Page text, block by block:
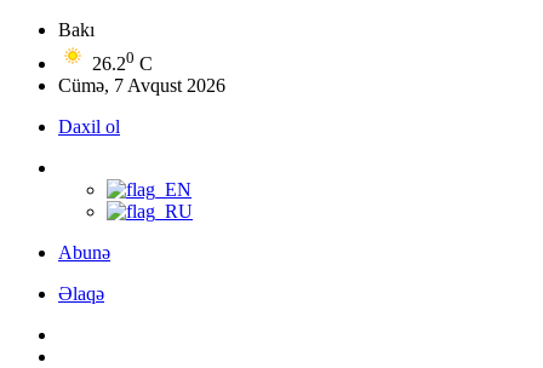
Bakı
26.20 C
Cümə, 7 Avqust 2026
Daxil ol
Abunə
Əlaqə